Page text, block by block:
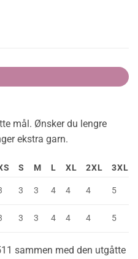
mål. Ønsker du lengre
ekstra garn.
S M L XL 2XL
3XL
3 3 4 4 4 5
3 3 4 4 4 5
sammen med den utgåtte